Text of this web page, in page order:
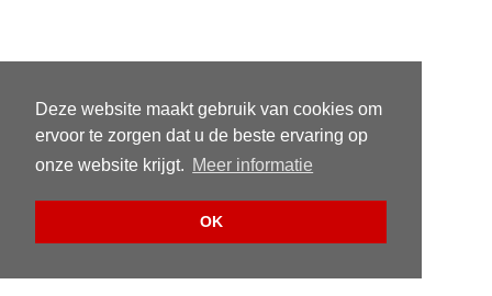
Deze website maakt gebruik van cookies om
ervoor te zorgen dat u de beste ervaring op
onze website krijgt. Meer informatie
OK